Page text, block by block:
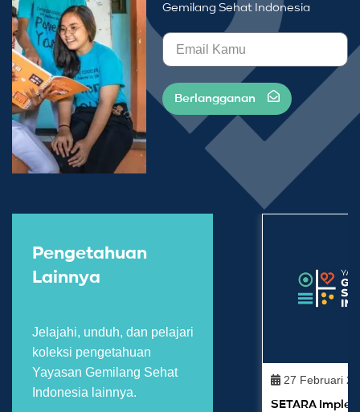
Gemilang Sehat Indonesia
Berlangganan
Pengetahuan
Lainnya
Jelajahi, unduh, dan pelajari
koleksi pengetahuan
Yayasan Gemilang Sehat
Indonesia lainnya.
27 Februari
SETARA